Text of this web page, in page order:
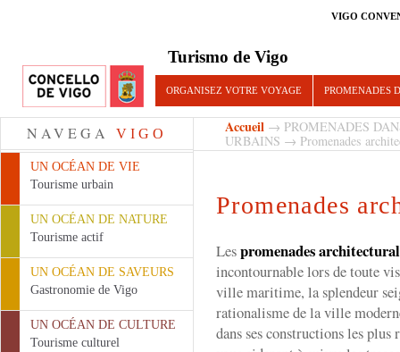
VIGO
Turismo de Vigo
ORGANISEZ VOTRE VOYAGE PROMENADES
NAVEGA VIGO
UN OCÉAN DE VIE
Tourisme urbain
UN OCÉAN DE NATURE
Tourisme actif
UN OCÉAN DE SAVEURS
Gastronomie de Vigo
UN OCÉAN DE CULTURE
Tourisme culturel
Accueil → PROMENADES
URBAINS → Promenades
Promenades
Lespromenades
incontournable lors de toute
ville maritime, la splendeur
rationalisme de la ville
dans ses constructions les plus